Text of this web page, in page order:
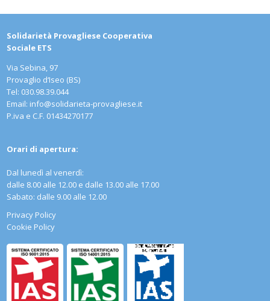
Solidarietà Provagliese Cooperativa
Sociale ETS
Via Sebina, 97
Provaglio d‘Iseo (BS)
Tel: 030.98.39.044
Email: info@solidarieta-provagliese.it
P.iva e C.F. 01434270177
Orari di apertura:
Dal lunedì al venerdì:
dalle 8.00 alle 12.00 e dalle 13.00 alle 17.00
Sabato: dalle 9.00 alle 12.00
Privacy Policy
Cookie Policy